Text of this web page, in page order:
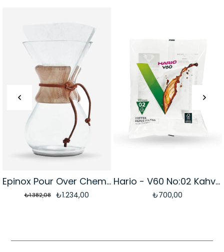
Epinox Pour Over Chemex Demleme Ekipmanı | 4 Cupv 600Ml
₺1.234,00
₺1.382,08
Hario - V60 No:02 Kahve Filtre Kağıdı | 100 Adet
₺700,00